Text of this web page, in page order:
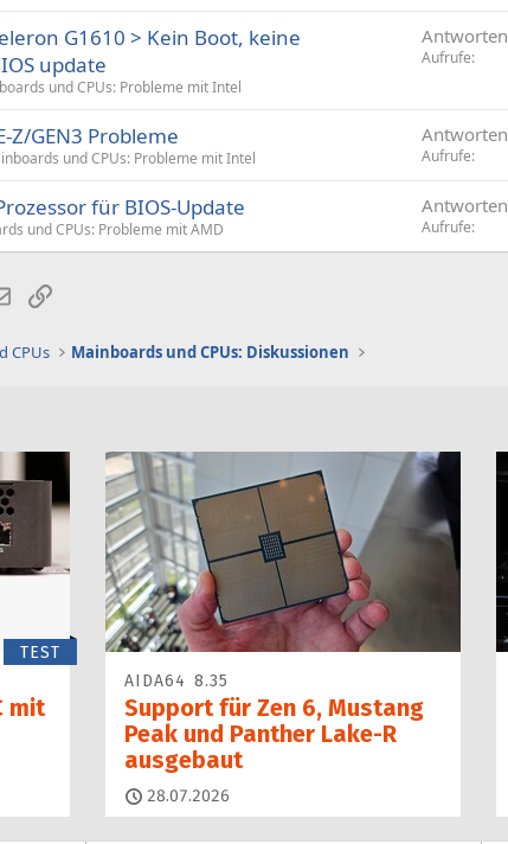
G1610 > Kein Boot, keine
update
und CPUs: Probleme mit Intel
Antworten
Aufrufe
Z/GEN3 Probleme
und CPUs: Probleme mit Intel
Antworten
Aufrufe
für BIOS-Update
und CPUs: Probleme mit AMD
Antworten
Aufrufe
E-MailLink
CPUs Mainboards und CPUs: Diskussionen
TEST
mit
AIDA64 8.35
Support für Zen 6, Mustang
Peak und Panther Lake-R
ausgebaut
28.07.2026